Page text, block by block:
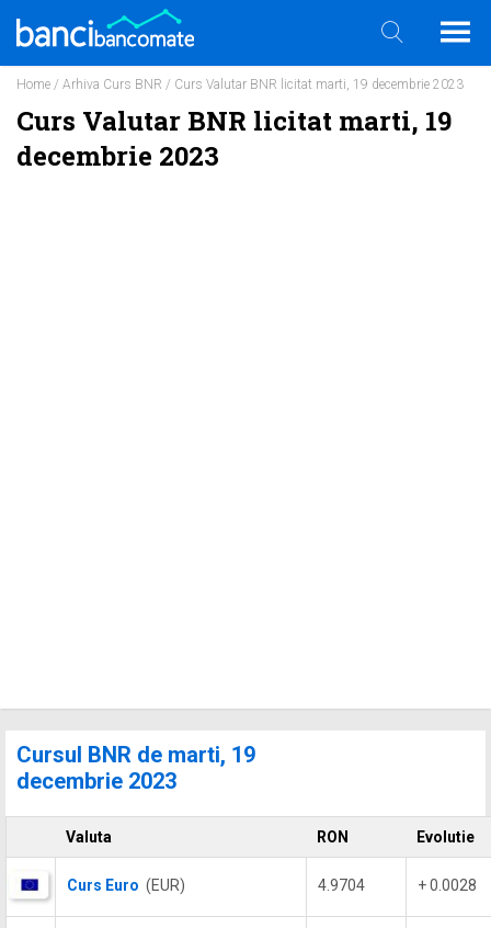
Home / Arhiva Curs BNR / Curs Valutar BNR licitat marti, 19 decembrie 2023
Curs Valutar BNR licitat marti, 19
decembrie 2023
Cursul BNR de marti, 19
decembrie 2023
Valuta RON Evolutie
Curs Euro (EUR) 4.9704 + 0.0028